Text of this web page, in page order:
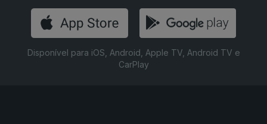
Disponível para iOS, Android, Apple TV, Android TV e
CarPlay